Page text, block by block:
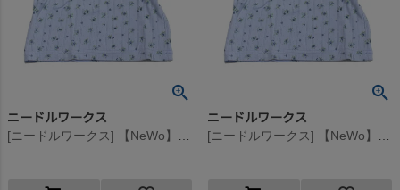
ニードルワークス ニードルワークス